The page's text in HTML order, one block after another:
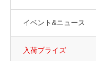
イベント&ニュース
入荷プライズ